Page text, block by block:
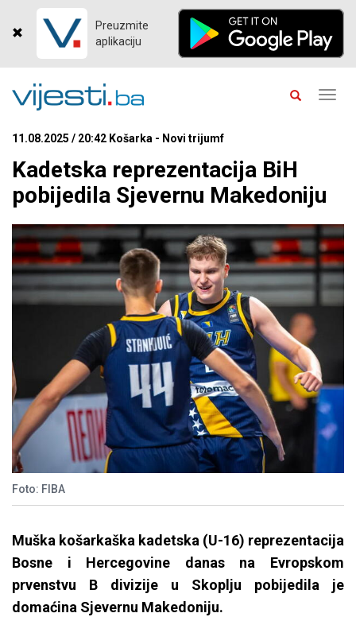
Preuzmite
aplikaciju
11.08.2025 / 20:42 Košarka - Novi trijumf
Kadetska reprezentacija BiH
pobijedila Sjevernu Makedoniju
Foto: FIBA
Muška košarkaška kadetska (U-16) reprezentacija
Bosne i Hercegovine danas na Evropskom
prvenstvu B divizije u Skoplju pobijedila je
domaćina Sjevernu Makedoniju.